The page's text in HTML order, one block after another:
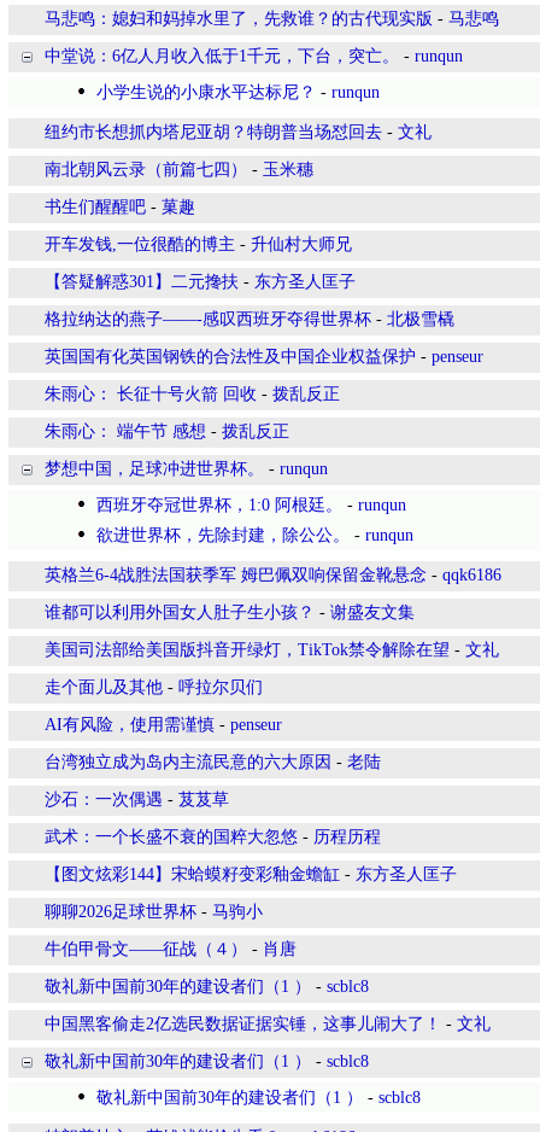
马悲鸣：媳妇和妈掉水里了，先救谁？的古代现实版 - 马悲鸣
中堂说：6亿人月收入低于1千元，下台，突亡。 - runqun
小学生说的小康水平达标尼？ - runqun
纽约市长想抓内塔尼亚胡？特朗普当场怼回去 - 文礼
南北朝风云录（前篇七四） - 玉米穗
书生们醒醒吧 - 菓趣
开车发钱,一位很酷的博主 - 升仙村大师兄
【答疑解惑301】二元搀扶 - 东方圣人匡子
格拉纳达的燕子——-感叹西班牙夺得世界杯 - 北极雪橇
英国国有化英国钢铁的合法性及中国企业权益保护 - penseur
朱雨心： 长征十号火箭 回收 - 拨乱反正
朱雨心： 端午节 感想 - 拨乱反正
梦想中国，足球冲进世界杯。 - runqun
西班牙夺冠世界杯，1:0 阿根廷。
- runqun
欲进世界杯，先除封建，除公公。
- runqun
英格兰6-4战胜法国获季军 姆巴佩双响保留金靴悬念 - qqk6186
谁都可以利用外国女人肚子生小孩？ - 谢盛友文集
美国司法部给美国版抖音开绿灯，TikTok禁令解除在望 - 文礼
走个面儿及其他 - 呼拉尔贝们
AI有风险，使用需谨慎 - penseur
台湾独立成为岛内主流民意的六大原因 - 老陆
沙石：一次偶遇 - 芨芨草
武术：一个长盛不衰的国粹大忽悠 - 历程历程
【图文炫彩144】宋蛤蟆籽变彩釉金蟾缸 - 东方圣人匡子
聊聊2026足球世界杯 - 马驹小
牛伯甲骨文——征战（４） - 肖唐
敬礼新中国前30年的建设者们（1 ） - scblc8
中国黑客偷走2亿选民数据证据实锤，这事儿闹大了！ - 文礼
敬礼新中国前30年的建设者们（1 ） - scblc8
敬礼新中国前30年的建设者们（1 ）
- scblc8